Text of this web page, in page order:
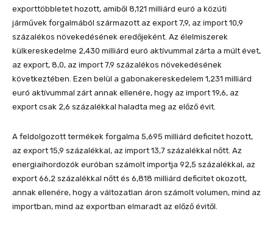
exporttöbbletet hozott, amiből 8,121 milliárd euró a közúti
járművek forgalmából származott az export 7,9, az import 10,9
százalékos növekedésének eredőjeként. Az élelmiszerek
külkereskedelme 2,430 milliárd euró aktívummal zárta a múlt évet,
az export, 8,0, az import 7,9 százalékos növekedésének
következtében. Ezen belül a gabonakereskedelem 1,231 milliárd
euró aktívummal zárt annak ellenére, hogy az import 19,6, az
export csak 2,6 százalékkal haladta meg az előző évit.
A feldolgozott termékek forgalma 5,695 milliárd deficitet hozott,
az export 15,9 százalékkal, az import 13,7 százalékkal nőtt. Az
energiaihordozók euróban számolt importja 92,5 százalékkal, az
export 66,2 százalékkal nőtt és 6,818 milliárd deficitet okozott,
annak ellenére, hogy a változatlan áron számolt volumen, mind az
importban, mind az exportban elmaradt az előző évitől.